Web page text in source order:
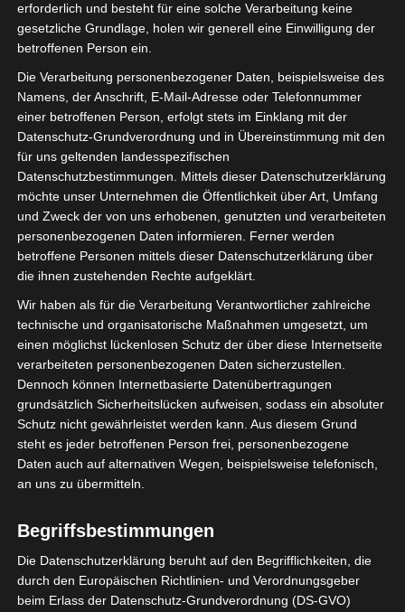
isdv vor Ort:
Bereits am 27. September trafen sich die
Verbände der BAGSV –
Bundesarbeitsgemeinschaft
Selbständigenverbände zum siebten Mal in
diesem Jahr. 14 Verbandsvertreter:innen
waren vor Ort in Berlin und acht weitere
erforderlich und besteht für eine solche Verarbeitung keine
gesetzliche Grundlage, holen wir generell eine Einwilligung der
betroffenen Person ein.
Die Verarbeitung personenbezogener Daten, beispielsweise des
Namens, der Anschrift, E-Mail-Adresse oder Telefonnummer
einer betroffenen Person, erfolgt stets im Einklang mit der
Datenschutz-Grundverordnung und in Übereinstimmung mit den
für uns geltenden landesspezifischen
Datenschutzbestimmungen. Mittels dieser Datenschutzerklärung
möchte unser Unternehmen die Öffentlichkeit über Art, Umfang
und Zweck der von uns erhobenen, genutzten und verarbeiteten
personenbezogenen Daten informieren. Ferner werden
betroffene Personen mittels dieser Datenschutzerklärung über
die ihnen zustehenden Rechte aufgeklärt.
Wir haben als für die Verarbeitung Verantwortlicher zahlreiche
technische und organisatorische Maßnahmen umgesetzt, um
einen möglichst lückenlosen Schutz der über diese Internetseite
verarbeiteten personenbezogenen Daten sicherzustellen.
Dennoch können Internetbasierte Datenübertragungen
grundsätzlich Sicherheitslücken aufweisen, sodass ein absoluter
Schutz nicht gewährleistet werden kann. Aus diesem Grund
steht es jeder betroffenen Person frei, personenbezogene
Daten auch auf alternativen Wegen, beispielsweise telefonisch,
an uns zu übermitteln.
Begriffsbestimmungen
Die Datenschutzerklärung beruht auf den Begrifflichkeiten, die
durch den Europäischen Richtlinien- und Verordnungsgeber
beim Erlass der Datenschutz-Grundverordnung (DS-GVO)